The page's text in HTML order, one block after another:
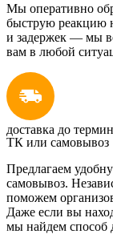
Мы оперативно
быструю реакцию
и задержек — мы
вам в любой
доставка до
ТК или самовывоз
Предлагаем
самовывоз.
поможем
Даже если вы
мы найдем способ